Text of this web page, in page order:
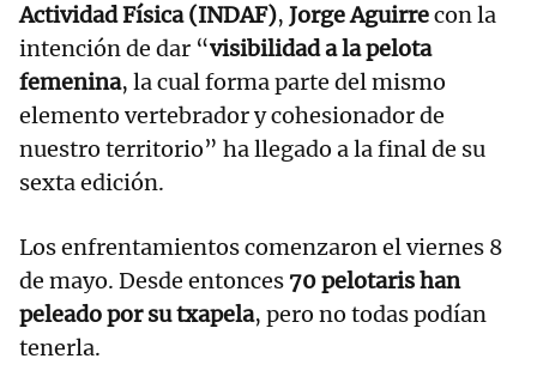
Actividad Física (INDAF), Jorge Aguirrecon la
intención de dar “visibilidad a la pelota
femenina, la cual forma parte del mismo
elemento vertebrador y cohesionador de
nuestro territorio” ha llegado a la final de su
sexta edición.
Los enfrentamientos comenzaron el viernes 8
de mayo. Desde entonces 70 pelotaris han
peleado por su txapela, pero no todas podían
tenerla.